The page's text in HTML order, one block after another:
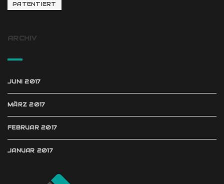
PATENTIERT
ARCHIV
JUNI 2017
MÄRZ 2017
FEBRUAR 2017
JANUAR 2017